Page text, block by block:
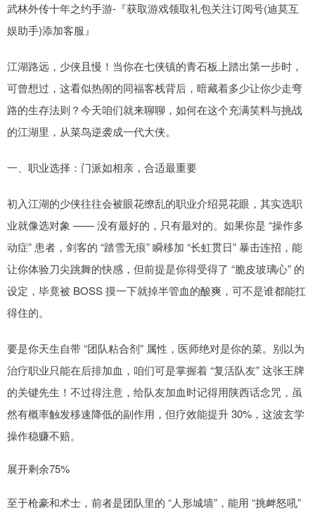
武林外传十年之约手游-『获取游戏领取礼包关注订阅号(迪莫互
娱助手)添加客服』
江湖路远，少侠且慢！当你在七侠镇的青石板上踏出第一步时，
可曾想过，这看似热闹的同福客栈背后，暗藏着多少让你少走弯
路的生存法则？今天咱们就来聊聊，如何在这个充满笑料与挑战
的江湖里，从菜鸟逆袭成一代大侠。
一、职业选择：门派如相亲，合适最重要
初入江湖的少侠往往会被眼花缭乱的职业介绍晃花眼，其实选职
业就像选对象 —— 没有最好的，只有最对的。如果你是 “操作多
动症” 患者，剑客的 “踏雪无痕” 瞬移加 “长虹贯日” 暴击连招，能
让你体验刀尖跳舞的快感，但前提是你得受得了 “脆皮玻璃心” 的
设定，毕竟被 BOSS 摸一下就掉半管血的酸爽，可不是谁都能扛
得住的。
要是你天生自带 “团队粘合剂” 属性，医师绝对是你的菜。别以为
治疗职业只能在后排加血，咱们可是掌握着 “复活队友” 这张王牌
的关键先生！不过得注意，给队友加血时记得用陕西话念咒，虽
然有概率触发移速降低的副作用，但疗效能提升 30%，这波玄学
操作稳赚不赔。
展开剩余75%
至于枪豪和术士，前者是团队里的 “人形城墙”，能用 “挑衅怒吼”